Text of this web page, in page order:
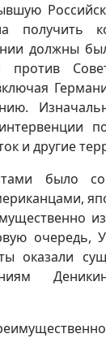
получить
должны
против
и другие
было
очередь,
оказали